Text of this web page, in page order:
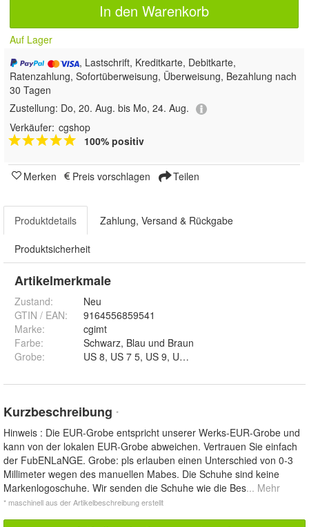
In den Warenkorb
Auf Lager
, Lastschrift, Kreditkarte, Debitkarte,
Ratenzahlung, Sofortüberweisung, Überweisung, Bezahlung nach
30 Tagen
Zustellung: Do, 20. Aug. bis Mo, 24. Aug.
Verkäufer: cgshop
100% positiv
Merken Preis vorschlagen Teilen
Produktdetails Zahlung, Versand & Rückgabe
Produktsicherheit
Artikelmerkmale
Zustand:
Neu
GTIN / EAN:
9164556859541
Marke:
cgimt
Farbe:
Schwarz, Blau und Braun
Grobe:
Kurzbeschreibung *
Hinweis : Die EUR-Grobe entspricht unserer Werks-EUR-Grobe und
kann von der lokalen EUR-Grobe abweichen. Vertrauen Sie einfach
der FubENLaNGE. Grobe: pls erlauben einen Unterschied von 0-3
Millimeter wegen des manuellen Mabes. Die Schuhe sind keine
Markenlogoschuhe. Wir senden die Schuhe wie die Bes... Mehr
* maschinell aus der Artikelbeschreibung erstellt